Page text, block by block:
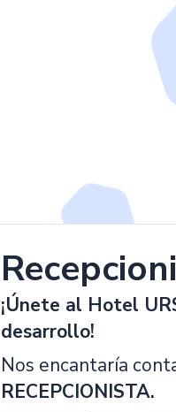
¡Únete al Hotel
desarrollo!
Nos encantaría
RECEPCIONISTA.